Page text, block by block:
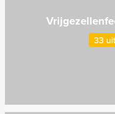
33